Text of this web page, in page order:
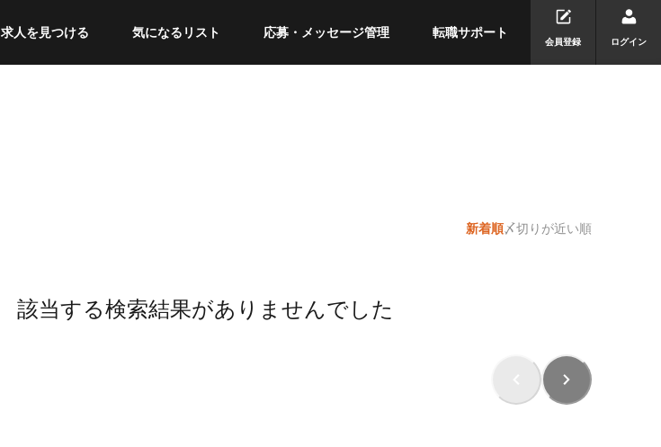
求人を見つける 気になるリスト 応募・メッセージ管理 転職サポート
会員登録 ログイン
新着順〆切りが近い順
該当する検索結果がありませんでした